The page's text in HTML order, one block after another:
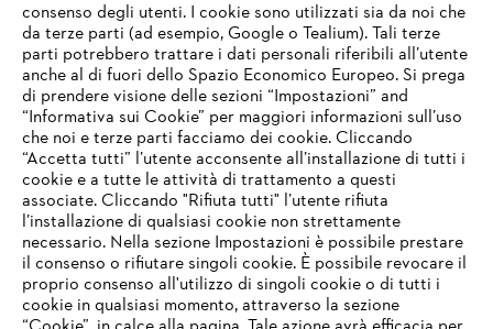
STIHL FAQ
Service
Termini e condizioni generali Privacy policy
Note legali Cookies Informazioni legali
IHR BROWSER WIRD NICHT
UNTERSTÜTZT
Sie nutzen einen Browser, den wir noch nicht unterstützen. Für
eine optimale Nutzung unserer Seite empfehlen wir Ihnen, zu
einem der folgenden Browser zu wechseln:
consenso degli utenti. I cookie sono utilizzati sia da noi che
da terze parti (ad esempio, Google o Tealium). Tali terze
parti potrebbero trattare i dati personali riferibili all’utente
anche al di fuori dello Spazio Economico Europeo. Si prega
di prendere visione delle sezioni “Impostazioni” and
“Informativa sui Cookie” per maggiori informazioni sull’uso
che noi e terze parti facciamo dei cookie. Cliccando
“Accetta tutti” l’utente acconsente all’installazione di tutti i
cookie e a tutte le attività di trattamento a questi
associate. Cliccando "Rifiuta tutti" l’utente rifiuta
l’installazione di qualsiasi cookie non strettamente
necessario. Nella sezione Impostazioni è possibile prestare
il consenso o rifiutare singoli cookie. È possibile revocare il
proprio consenso all'utilizzo di singoli cookie o di tutti i
cookie in qualsiasi momento, attraverso la sezione